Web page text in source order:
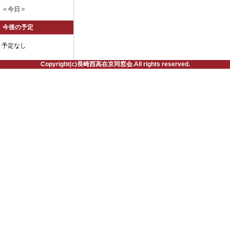
＜今日＞
今後の予定
予定なし
Copyright(c)長崎西高在京同窓会.All rights reserved.